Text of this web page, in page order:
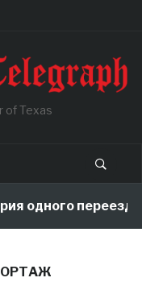
of Texas
одного переезда,